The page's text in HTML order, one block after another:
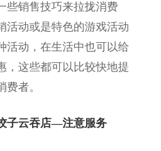
些销售技巧来拉拢消费
活动或是特色的游戏活动
活动，在生活中也可以给
，这些都可以比较快地提
者。
子云吞店—注意服务